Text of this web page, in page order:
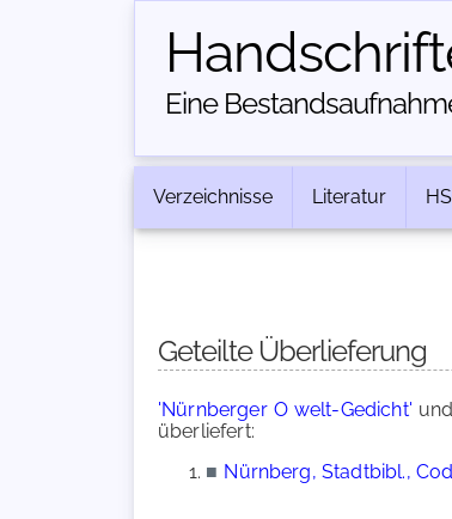
Eine
Verzeichnisse Literatur
Geteilte Überlieferung
'Nürnberger O welt-Gedicht' und
überliefert:
■ Nürnberg, Stadtbibl.,